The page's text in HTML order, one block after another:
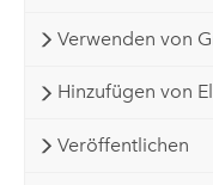
Verwenden von
Hinzufügen von
Veröffentlichen